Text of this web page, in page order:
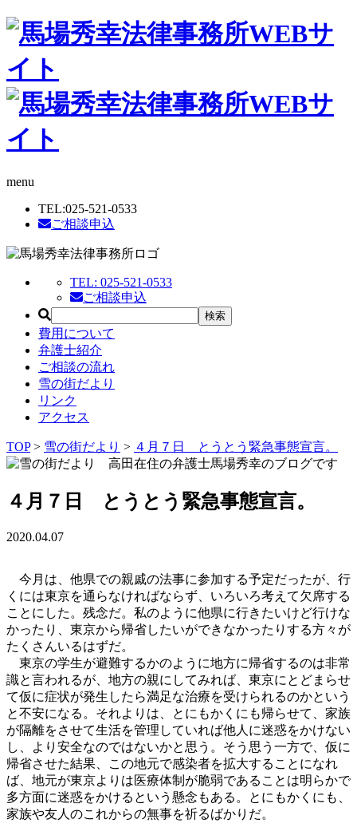
menu
TEL:025-521-0533
ご相談申込
TEL: 025-521-0533
ご相談申込
費用について
弁護士紹介
ご相談の流れ
雪の街だより
リンク
アクセス
TOP> 雪の街だより > ４月７日 とうとう緊急事態宣言。
４月７日 とうとう緊急事態宣言。
2020.04.07
今月は、他県での親戚の法事に参加する予定だったが、行
くには東京を通らなければならず、いろいろ考えて欠席する
ことにした。残念だ。私のように他県に行きたいけど行けな
かったり、東京から帰省したいができなかったりする方々が
たくさんいるはずだ。
東京の学生が避難するかのように地方に帰省するのは非常
識と言われるが、地方の親にしてみれば、東京にとどまらせ
て仮に症状が発生したら満足な治療を受けられるのかという
と不安になる。それよりは、とにもかくにも帰らせて、家族
が隔離をさせて生活を管理していれば他人に迷惑をかけない
し、より安全なのではないかと思う。そう思う一方で、仮に
帰省させた結果、この地元で感染者を拡大することになれ
ば、地元が東京よりは医療体制が脆弱であることは明らかで
多方面に迷惑をかけるという懸念もある。とにもかくにも、
家族や友人のこれからの無事を祈るばかりだ。